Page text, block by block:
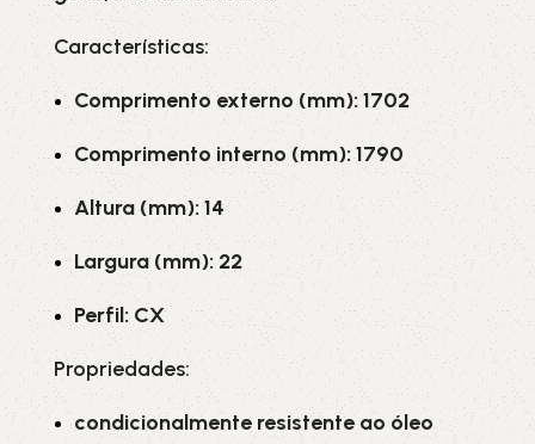
Características:
Comprimento externo (mm): 1702
Comprimento interno (mm): 1790
Altura (mm): 14
Largura (mm): 22
Perfil: CX
Propriedades:
condicionalmente resistente ao óleo